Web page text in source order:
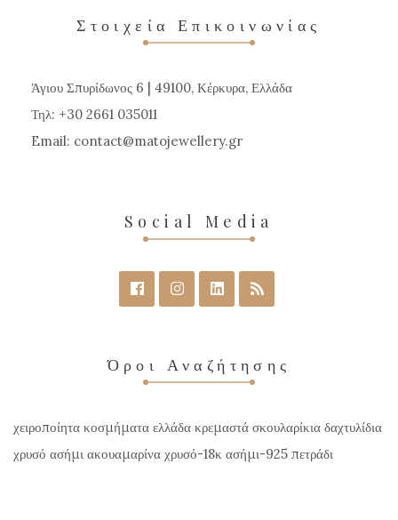
Στοιχεία Επικοινωνίας
Άγιου Σπυρίδωνος 6 | 49100, Κέρκυρα, Ελλάδα
Τηλ: +30 2661 035011
Email: contact matojewellery gr
Social Media
Όροι Αναζήτησης
χειροποίητα κοσμήματα ελλάδα κρεμαστά σκουλαρίκια δαχτυλίδια
χρυσό ασήμι ακουαμαρίνα χρυσό-18κ ασήμι-925 πετράδι